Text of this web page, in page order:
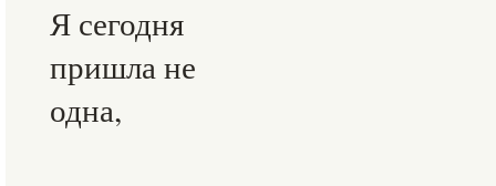
Я сегодня
пришла не
одна,